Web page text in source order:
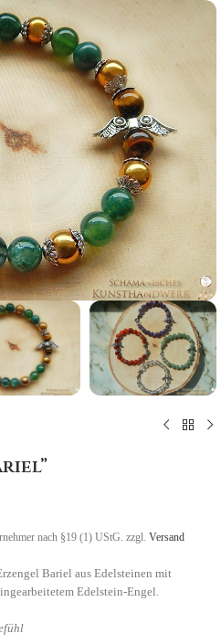
nach §19 (1) UStG. zzgl. Versand
Bariel aus Edelsteinen mit
Edelstein-Engel.